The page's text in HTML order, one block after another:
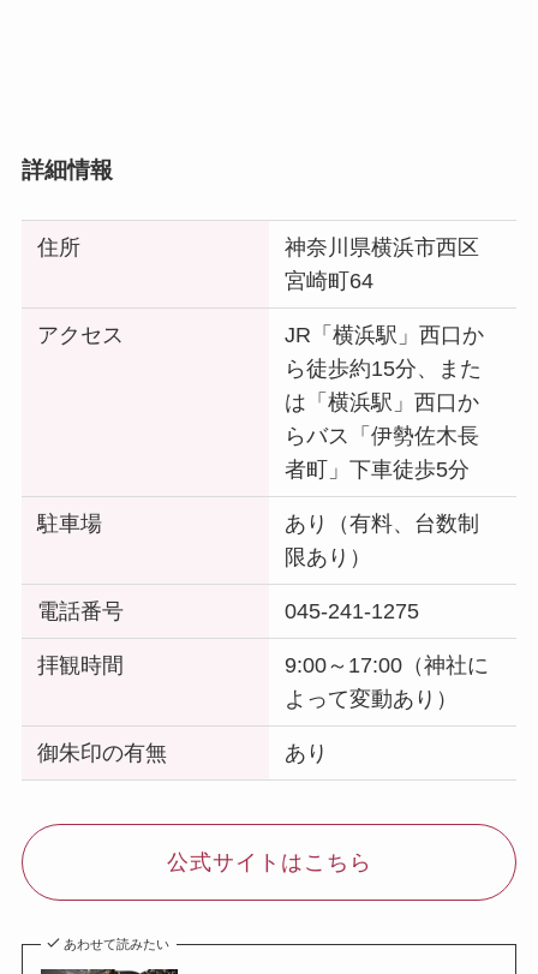
詳細情報
住所
神奈川県横浜市西区
宮崎町64
アクセス
JR「横浜駅」西口か
ら徒歩約15分、また
は「横浜駅」西口か
らバス「伊勢佐木長
者町」下車徒歩5分
駐車場
あり（有料、台数制
限あり）
電話番号 045-241-1275
拝観時間
9:00～17:00（神社に
よって変動あり）
御朱印の有無 あり
公式サイトはこちら
あわせて読みたい